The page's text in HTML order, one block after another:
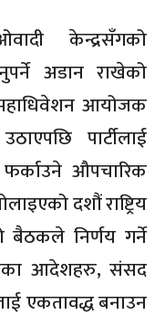
केन्द्रसँगको
अडान राखेको
आयोजक
पार्टीलाई
औपचारिक
दशौं राष्ट्रिय
निर्णय गर्ने
आदेशहरु, संसद
एकतावद्ध बनाउन